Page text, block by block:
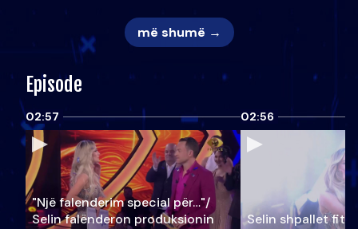
më shumë →
Episode
02:57
"Një falenderim special për…"/
Selin falënderon produksionin
02:56
Selin shpallet